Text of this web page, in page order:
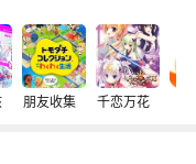
朋友收集 千恋万花